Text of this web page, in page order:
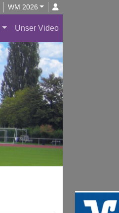
WM 2026
Unser Video